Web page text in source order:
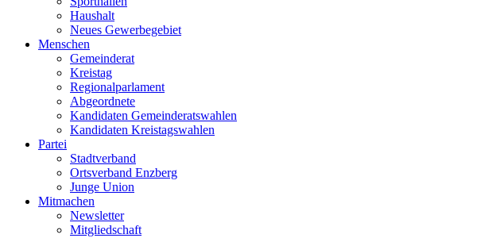
Haushalt
Neues Gewerbegebiet
Menschen
Gemeinderat
Kreistag
Regionalparlament
Abgeordnete
Kandidaten Gemeinderatswahlen
Kandidaten Kreistagswahlen
Partei
Stadtverband
Ortsverband Enzberg
Junge Union
Mitmachen
Newsletter
Mitgliedschaft